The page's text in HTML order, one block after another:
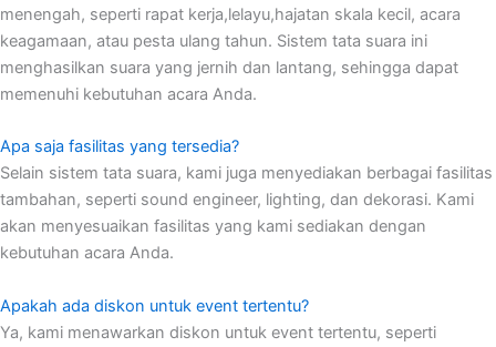
menengah, seperti rapat kerja,lelayu,hajatan skala kecil, acara
keagamaan, atau pesta ulang tahun. Sistem tata suara ini
menghasilkan suara yang jernih dan lantang, sehingga dapat
memenuhi kebutuhan acara Anda.
Apa saja fasilitas yang tersedia?
Selain sistem tata suara, kami juga menyediakan berbagai fasilitas
tambahan, seperti sound engineer, lighting, dan dekorasi. Kami
akan menyesuaikan fasilitas yang kami sediakan dengan
kebutuhan acara Anda.
Apakah ada diskon untuk event tertentu?
Ya, kami menawarkan diskon untuk event tertentu, seperti